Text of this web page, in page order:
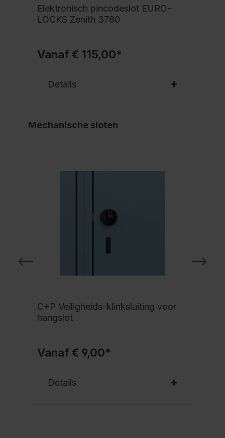
Elektronisch pincodeslot EURO-
LOCKS Zenith 3780
Vanaf € 115,00*
Details
Mechanische sloten
C+P Veiligheids-klinksluiting voor
hangslot
Vanaf € 9,00*
Details